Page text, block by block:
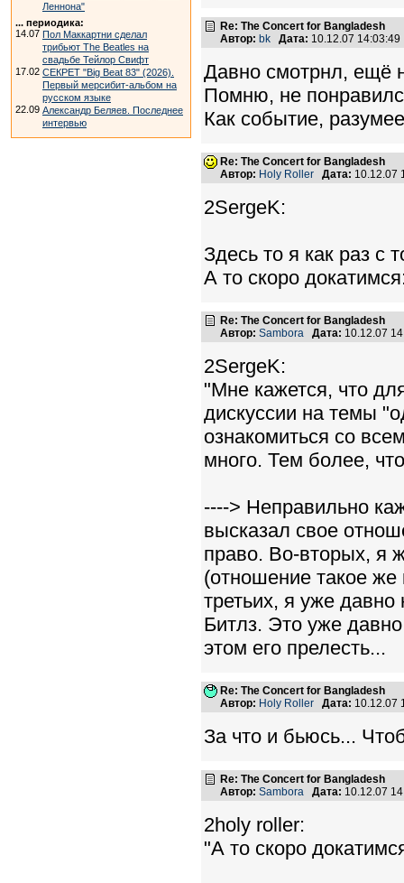
Леннона"
... периодика:
14.07 Пол Маккартни сделал
трибьют The Beatles на
свадьбе Тейлор Свифт
17.02 СЕКРЕТ "Big Beat 83" (2026).
Первый мерсибит-альбом на
русском языке
22.09 Александр Беляев. Последнее
интервью
Re: The Concert for Bangladesh
Автор: bk Дата: 10.12.07
Давно смотрнл, ещё
Помню, не
Как событие,
Re: The Concert for Bangladesh
Автор: Holy Roller Дата:
2SergeK:
Здесь то я как раз с
А то скоро
Re: The Concert for Bangladesh
Автор: Sambora Дата: 10.12.07
2SergeK:
"Мне кажется, что
дискуссии на темы
ознакомиться со
много. Тем более,
----> Неправильно
высказал свое
право. Во-вторых, я
(отношение такое же
третьих, я уже давно
Битлз. Это уже
этом его прелесть...
Re: The Concert for Bangladesh
Автор: Holy Roller Дата:
За что и бьюсь...
Re: The Concert for Bangladesh
Автор: Sambora Дата: 10.12.07
2holy roller:
"А то скоро